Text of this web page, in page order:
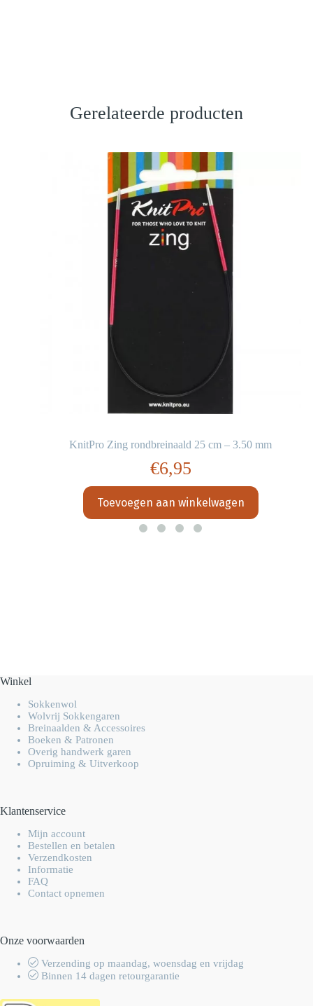
Gerelateerde producten
KnitPro Zing rondbreinaald 25 cm – 3.50 mm
€6,95
Toevoegen aan winkelwagen
Winkel
Sokkenwol
Wolvrij Sokkengaren
Breinaalden & Accessoires
Boeken & Patronen
Overig handwerk garen
Opruiming & Uitverkoop
Klantenservice
Mijn account
Bestellen en betalen
Verzendkosten
Informatie
FAQ
Contact opnemen
Onze voorwaarden
Verzending op maandag, woensdag en vrijdag
Binnen 14 dagen retourgarantie